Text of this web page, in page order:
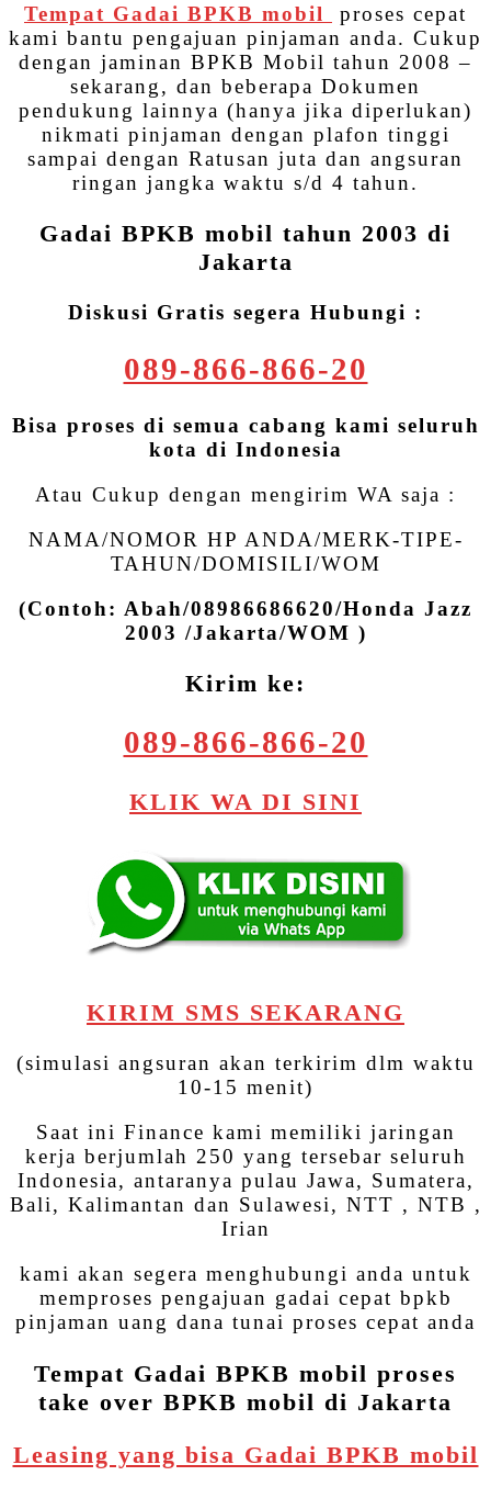
Tempat Gadai BPKB mobil
proses cepat
kami bantu pengajuan pinjaman anda. Cukup
dengan jaminan BPKB Mobil tahun 2008 –
sekarang, dan beberapa Dokumen
pendukung lainnya (hanya jika diperlukan)
nikmati pinjaman dengan plafon tinggi
sampai dengan Ratusan juta dan angsuran
ringan jangka waktu s/d 4 tahun.
Gadai BPKB mobil tahun 2003 di
Jakarta
Diskusi Gratis segera Hubungi :
089-866-866-20
Bisa proses di semua cabang kami seluruh
kota di Indonesia
Atau Cukup dengan mengirim WA saja :
NAMA/NOMOR HP ANDA/MERK-TIPE-
TAHUN/DOMISILI/WOM
(Contoh: Abah/08986686620/Honda Jazz
2003 /Jakarta/WOM )
Kirim ke:
089-866-866-20
KLIK WA DI SINI
KIRIM SMS SEKARANG
(simulasi angsuran akan terkirim dlm waktu
10-15 menit)
Saat ini Finance kami memiliki jaringan
kerja berjumlah 250 yang tersebar seluruh
Indonesia, antaranya pulau Jawa, Sumatera,
Bali, Kalimantan dan Sulawesi, NTT , NTB ,
Irian
kami akan segera menghubungi anda untuk
memproses pengajuan gadai cepat bpkb
pinjaman uang dana tunai proses cepat anda
Tempat Gadai BPKB mobil proses
take over BPKB mobil di Jakarta
Leasing yang bisa Gadai BPKB mobil